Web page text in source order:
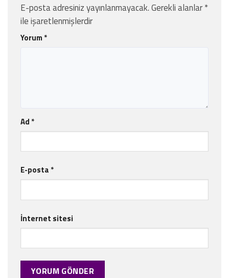
E-posta adresiniz yayınlanmayacak.Gerekli alanlar*
ile işaretlenmişlerdir
Yorum *
Ad *
E-posta *
İnternet sitesi